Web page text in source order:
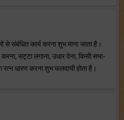
से संबंधित कार्य करना शुभ माना जाता है।
सट्टा लगाना, उधार देना, किसी सभा-
रत्न धारण करना शुभ फलदायी होता है।